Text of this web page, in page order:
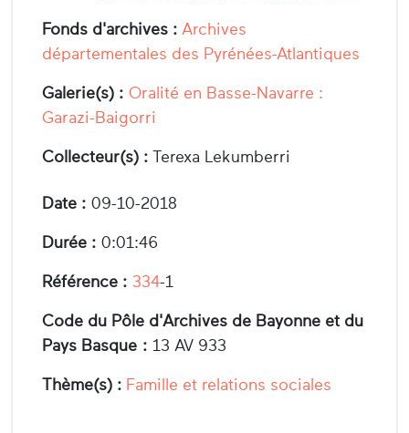
Fonds d'archives : Archives
départementales des Pyrénées-Atlantiques
Galerie(s) : Oralité en Basse-Navarre :
Garazi-Baigorri
Collecteur(s) : Terexa Lekumberri
Date : 09-10-2018
Durée : 0:01:46
Référence : 334-1
Code du Pôle d'Archives de Bayonne et du
Pays Basque : 13 AV 933
Thème(s) : Famille et relations sociales